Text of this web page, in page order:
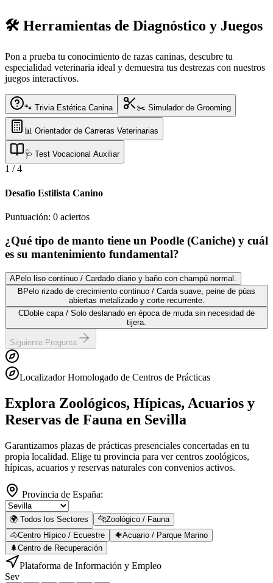
🛠️ Herramientas de Diagnóstico y Juegos
Pon a prueba tu conocimiento de razas caninas, descubre tu
especialidad veterinaria ideal y demuestra tus destrezas con nuestros
juegos interactivos.
🐾 Trivia Estética Canina ✂️ Simulador de Grooming
📊 Orientador de Carreras Veterinarias
🩺 Test Vocacional Auxiliar
1 /4
Desafío Estilista Canino
Puntuación: 0 aciertos
¿Qué tipo de manto tiene un Poodle (Caniche) y cuál
es su mantenimiento fundamental?
APelo liso continuo / Cardado diario y baño con champú normal.
B Pelo rizado de crecimiento continuo / Carda suave, peine de púas
abiertas metalizado y corte recurrente.
CDoble capa / Solo deslanado en época de muda sin necesidad de
tijera.
Siguiente Pregunta
Localizador Homologado de Centros de Prácticas
Explora Zoológicos, Hípicas, Acuarios y
Reservas de Fauna en Sevilla
Garantizamos plazas de prácticas presenciales concertadas en tu
propia localidad. Elige tu provincia para ver centros zoológicos,
hípicas, acuarios y reservas naturales con convenios activos.
Provincia de España:
🌍 Todos los Sectores 🐆Zoológico / Fauna
🐴Centro Hípico / Ecuestre 🐠Acuario / Parque Marino
🌲Centro de Recuperación
Plataforma de Información y Empleo
Sev